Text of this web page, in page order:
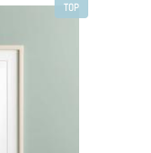
TOP